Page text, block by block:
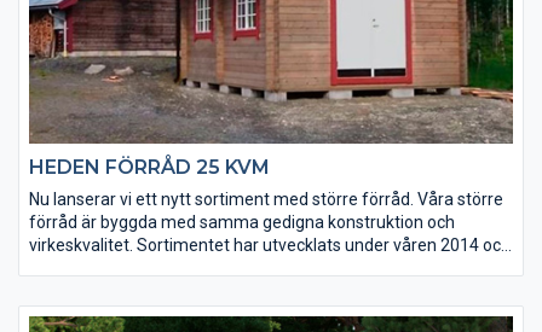
HEDEN FÖRRÅD 25 KVM
Nu lanserar vi ett nytt sortiment med större förråd. Våra större
förråd är byggda med samma gedigna konstruktion och
virkeskvalitet. Sortimentet har utvecklats under våren 2014 och